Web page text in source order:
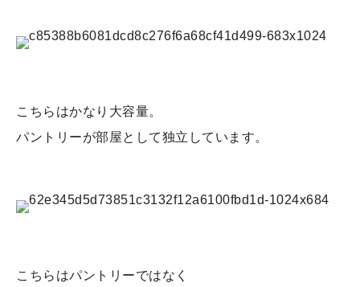
こちらはかなり大容量。
パントリーが部屋として独立しています。
こちらはパントリーではなく